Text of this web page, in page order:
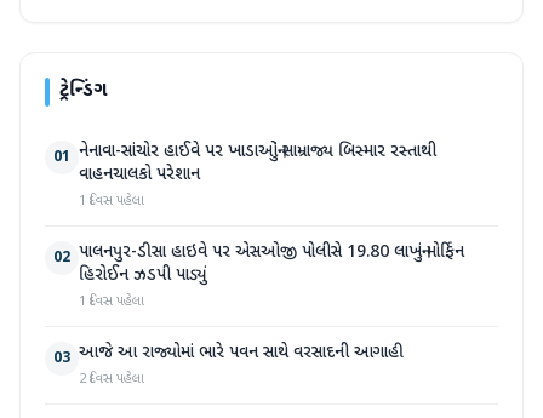
ટ્રેન્ડિંગ
01 નેનાવા-સાંચોર હાઈવે પર ખાડાઓનું સામ્રાજ્ય બિસ્માર રસ્તાથી
વાહનચાલકો પરેશાન
1 દિવસ પહેલા
02 પાલનપુર-ડીસા હાઇવે પર એસઓજી પોલીસે 19.80 લાખનું મોર્ફિન
હિરોઈન ઝડપી પાડ્યું
1 દિવસ પહેલા
03 આજે આ રાજ્યોમાં ભારે પવન સાથે વરસાદની આગાહી
2 દિવસ પહેલા